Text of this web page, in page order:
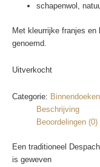
schapenwol,
Met kleurrijke franjes
genoemd.
Uitverkocht
Categorie: Binnendoeken
Beschrijving
Beoordelingen (0)
Een traditioneel
is geweven